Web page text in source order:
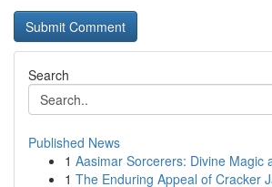
Search
Published News
1 Aasimar Sorcerers: Divine Magic
1 The Enduring Appeal of Cracker